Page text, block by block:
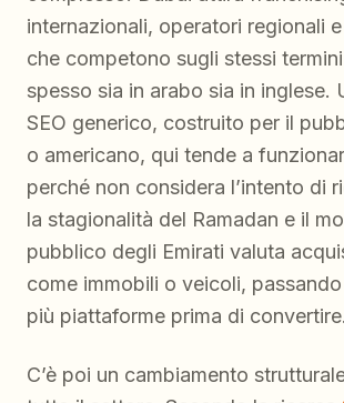
internazionali, operatori regionali
che competono sugli stessi
spesso sia in arabo sia in inglese.
SEO generico, costruito per il
o americano, qui tende a
perché non considera l’intento di
la stagionalità del Ramadan e il
pubblico degli Emirati valuta
come immobili o veicoli,
più piattaforme prima di convertire.
C’è poi un cambiamento